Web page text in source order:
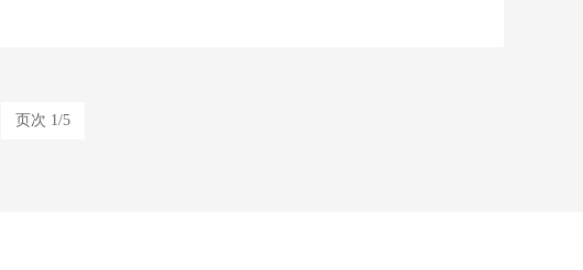
页次 1/5